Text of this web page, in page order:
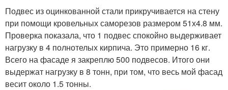
Подвес из оцинкованной стали прикручивается на стену
при помощи кровельных саморезов размером 51х4.8 мм.
Проверка показала, что 1 подвес спокойно выдерживает
нагрузку в 4 полнотелых кирпича. Это примерно 16 кг.
Всего на фасаде я закреплю 500 подвесов. Итого они
выдержат нагрузку в 8 тонн, при том, что весь мой фасад
весит около 1.5 тонны.